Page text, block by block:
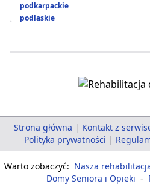
podkarpackie
podlaskie
Strona główna | Kontakt z
Polityka prywatności |
Warto zobaczyć: Nasza
Domy Seniora i Opieki -